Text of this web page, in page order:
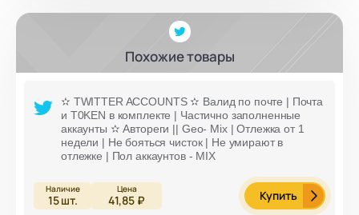
Похожие товары
✫ TWITTER ACCOUNTS ✫ Валид по почте | Почта
и T0KEN в комплекте | Частично заполненные
аккаунты ✫ Автореги || Geo- Mix | Отлежка от 1
недели | Не бояться чисток | Не умирают в
отлежке | Пол аккаунтов - MIX
15шт. 41,85 ₽ Купить